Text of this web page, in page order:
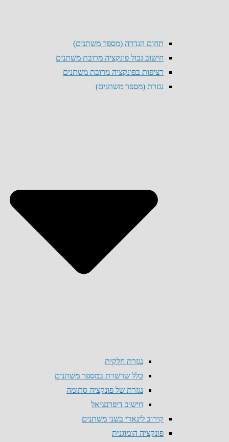
תחום הגדרה (מספר משתנים)
חישוב גבול פונקציה מרובת משתנים
רציפות בפונקציה מרובת משתנים
נגזרת (מספר משתנים)
נגזרת חלקית
כלל שרשרת במספר משתנים
נגזרת של פונקציה סתומה
חישוב דיפרנציאל
קירוב לינארי בשני משתנים
פונקציה הומוגנית